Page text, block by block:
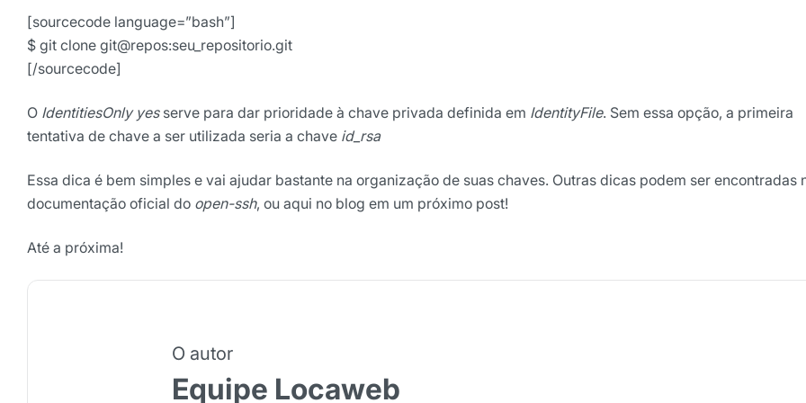
[sourcecode language=”bash”]
$ git clone git@repos:seu_repositorio.git
[/sourcecode]
O IdentitiesOnly yesserve para dar prioridade à chave privada definida em IdentityFile. Sem essa opção, a primeira
tentativa de chave a ser utilizada seria a chave id_rsa
Essa dica é bem simples e vai ajudar bastante na organização de suas chaves. Outras dicas podem ser encontradas
documentação oficial do open-ssh, ou aqui no blog em um próximo post!
Até a próxima!
O autor
Equipe Locaweb